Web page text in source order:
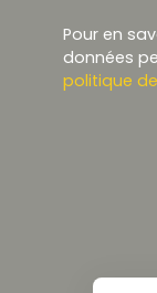
Pour en
données
politique